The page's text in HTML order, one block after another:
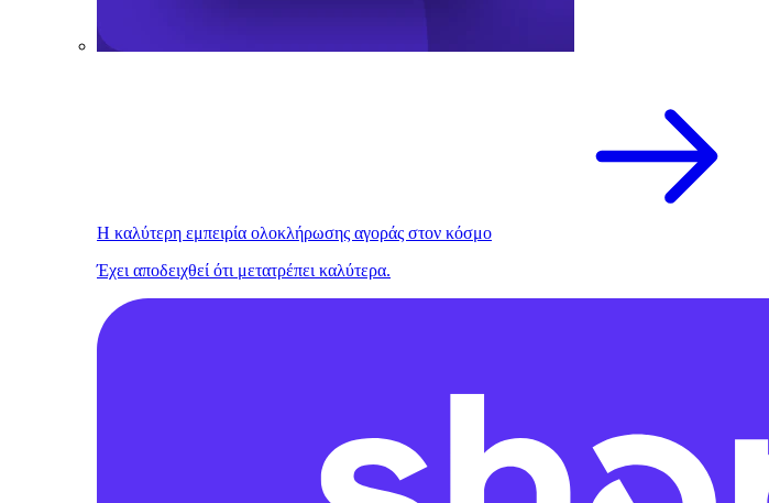
Η καλύτερη εμπειρία ολοκλήρωσης αγοράς στον κόσμο
Έχει αποδειχθεί ότι μετατρέπει καλύτερα.